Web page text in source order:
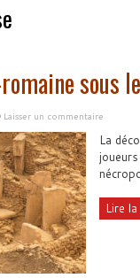
sous
Laisser un commentaire
La
Lire